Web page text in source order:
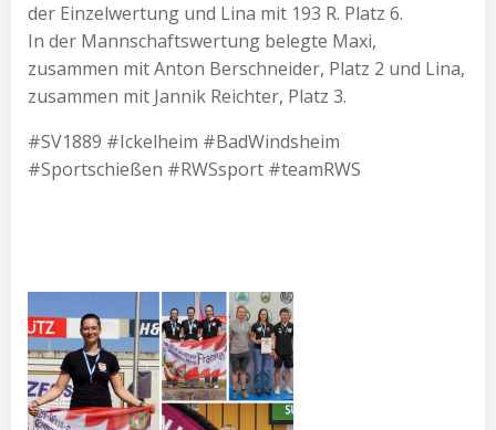
der Einzelwertung und Lina mit 193 R. Platz 6.
In der Mannschaftswertung belegte Maxi,
zusammen mit Anton Berschneider, Platz 2 und Lina,
zusammen mit Jannik Reichter, Platz 3.
#SV1889 #Ickelheim #BadWindsheim
#Sportschießen #RWSsport #teamRWS